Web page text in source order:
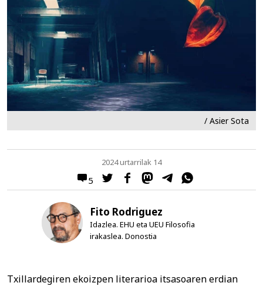
/ Asier Sota
5
2024 urtarrilak 14
Fito Rodriguez
Idazlea. EHU eta UEU Filosofia
irakaslea. Donostia
Txillardegiren ekoizpen literarioa itsasoaren erdian